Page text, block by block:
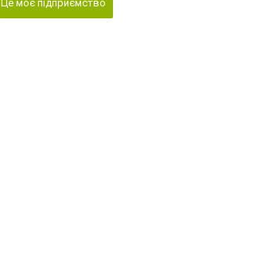
Це моє підприємство